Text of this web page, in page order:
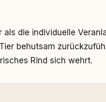
die individuelle
behutsam
Rind sich wehrt.